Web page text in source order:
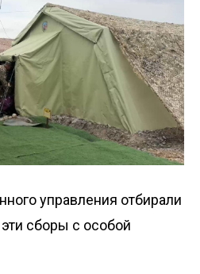
управления отбирали
сборы с особой